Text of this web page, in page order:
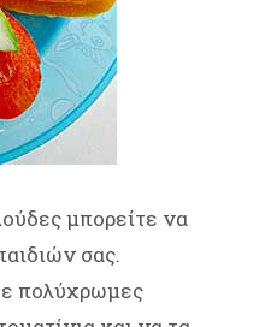
μπορείτε να
σας.
πολύχρωμες